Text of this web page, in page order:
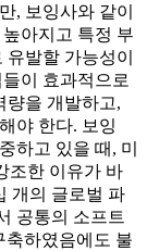
, 보잉사와 같이
아지고 특정 부
발할 가능성이
이 효과적으로
량을 개발하고,
야 한다. 보잉
하고 있을 때, 미
조한 이유가 바
개의 글로벌 파
공통의 소프트
축하였음에도 불